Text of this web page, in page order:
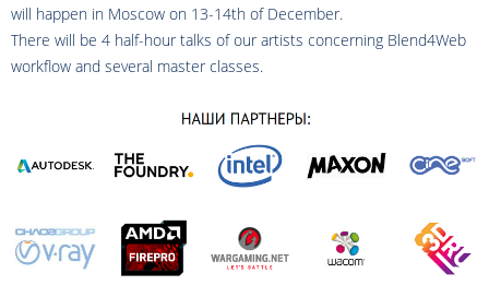
will happen in Moscow on 13-14th of December.
There will be 4 half-hour talks of our artists concerning Blend4Web
workflow and several master classes.